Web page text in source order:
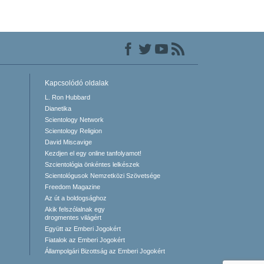
Kapcsolódó oldalak
L. Ron Hubbard
Dianetika
Scientology Network
Scientology Religion
David Miscavige
Kezdjen el egy online tanfolyamot!
Szcientológia önkéntes lelkészek
Scientológusok Nemzetközi Szövetsége
Freedom Magazine
Az út a boldogsághoz
Akik felszólalnak egy
drogmentes világért
Együtt az Emberi Jogokért
Fiatalok az Emberi Jogokért
Állampolgári Bizottság az Emberi Jogokért